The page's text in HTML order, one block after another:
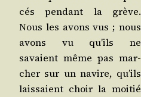
cés pen­dant la grève.
Nous les avons vus ; nous
avons vu qu’ils ne
savaient même pas mar­
cher sur un navire, qu’ils
lais­saient choir la moi­tié